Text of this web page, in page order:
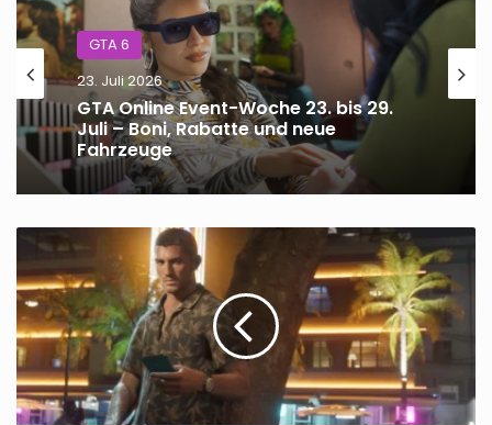
GTA 6
23. Juli 2026
GTA Online Event-Woche 23. bis 29.
Juli – Boni, Rabatte und neue
Fahrzeuge
GTA
Online
Event-
Woche
-
LS
Pounders
Kennzeichen
jetzt